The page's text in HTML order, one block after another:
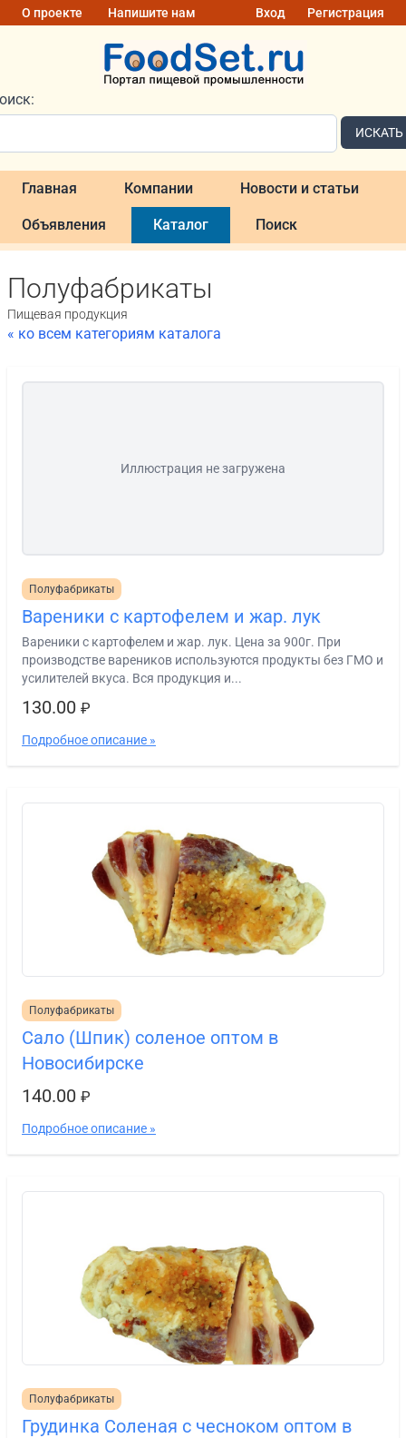
О проекте Напишите нам Вход Регистрация
ИСКАТЬ
Главная Компании Новости и статьи
Объявления Каталог Поиск
Полуфабрикаты
Пищевая продукция
« ко всем категориям каталога
Иллюстрация не загружена
Полуфабрикаты
Вареники с картофелем и жар. лук
Вареники с картофелем и жар. лук. Цена за 900г. При
производстве вареников используются продукты без ГМО и
усилителей вкуса. Вся продукция и...
130.00 ₽
Подробное описание »
Полуфабрикаты
Сало (Шпик) соленое оптом в
Новосибирске
140.00 ₽
Подробное описание »
Полуфабрикаты
Грудинка Соленая с чесноком оптом в